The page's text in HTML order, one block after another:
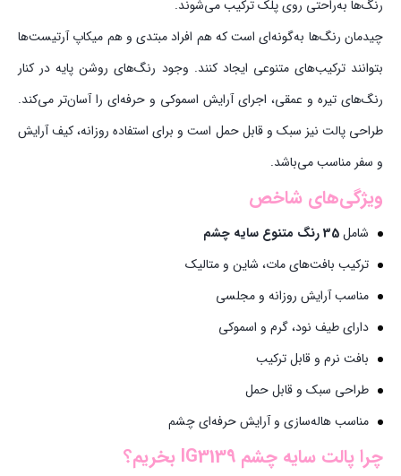
رنگ‌ها به‌راحتی روی پلک ترکیب می‌شوند.
چیدمان رنگ‌ها به‌گونه‌ای است که هم افراد مبتدی و هم میکاپ آرتیست‌ها
بتوانند ترکیب‌های متنوعی ایجاد کنند. وجود رنگ‌های روشن پایه در کنار
رنگ‌های تیره و عمقی، اجرای آرایش اسموکی و حرفه‌ای را آسان‌تر می‌کند.
طراحی پالت نیز سبک و قابل حمل است و برای استفاده روزانه، کیف آرایش
و سفر مناسب می‌باشد.
ویژگی‌های شاخص
شامل35 رنگ متنوع سایه چشم
ترکیب بافت‌های مات، شاین و متالیک
مناسب آرایش روزانه و مجلسی
دارای طیف نود، گرم و اسموکی
بافت نرم و قابل ترکیب
طراحی سبک و قابل حمل
مناسب هاله‌سازی و آرایش حرفه‌ای چشم
چرا پالت سایه چشم IG3139 بخریم؟